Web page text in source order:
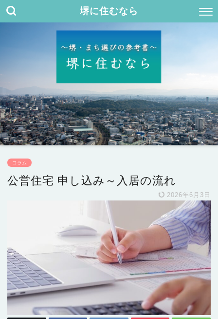
堺に住むなら
コラム
公営住宅 申し込み～入居の流れ
2026年6月3日